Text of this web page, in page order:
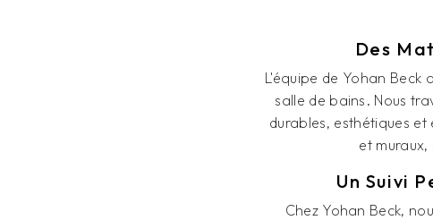
Des
L'équipe de Yohan
salle de bains. Nous
durables, esthétiques
et
Un Suivi
Chez Yohan Beck,